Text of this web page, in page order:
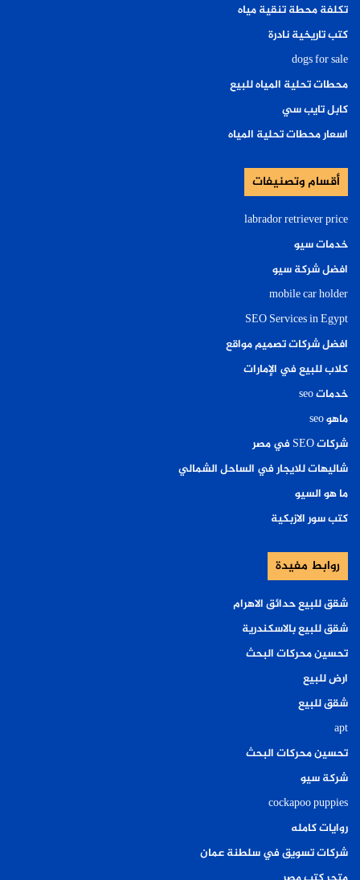
تكلفة محطة تنقية مياه
كتب تاريخية نادرة
dogs for sale
محطات تحلية المياه للبيع
كابل تايب سي
اسعار محطات تحلية المياه
أقسام وتصنيفات
labrador retriever price
خدمات سيو
افضل شركة سيو
mobile car holder
SEO Services in Egypt
افضل شركات تصميم مواقع
كلاب للبيع في الإمارات
خدمات seo
ماهو seo
شركات SEO في مصر
شاليهات للايجار في الساحل الشمالي
ما هو السيو
كتب سور الازبكية
روابط مفيدة
شقق للبيع حدائق الاهرام
شقق للبيع بالاسكندرية
تحسين محركات البحث
ارض للبيع
شقق للبيع
apt
تحسين محركات البحث
شركة سيو
cockapoo puppies
روايات كامله
شركات تسويق في سلطنة عمان